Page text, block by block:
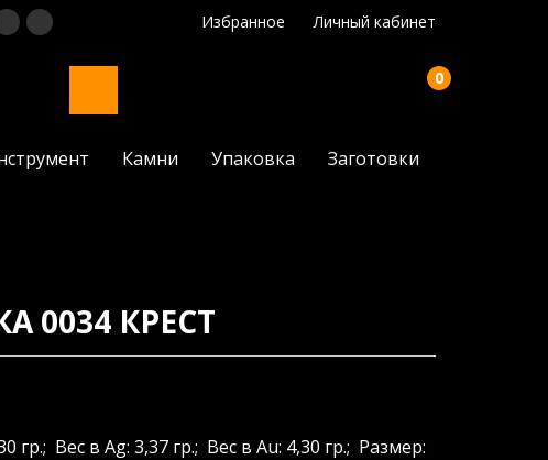
Избранное Личный кабинет
0
Камни Упаковка Заготовки
0034 КРЕСТ
гр.; Вес в Ag: 3,37 гр.; Вес в Au: 4,30 гр.; Размер: